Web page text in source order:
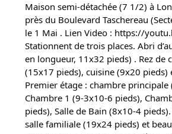
Maison semi-détachée (7 1/2) à
près du Boulevard Taschereau
le 1 Mai . Lien Video : https://
Stationnent de trois places. Abri
en longueur, 11x32 pieds) . Rez de
(15x17 pieds), cuisine (9x20 pieds)
Premier étage : chambre principale
Chambre 1 (9-3x10-6 pieds),
pieds), Salle de Bain (8x10-4
salle familiale (19x24 pieds) et